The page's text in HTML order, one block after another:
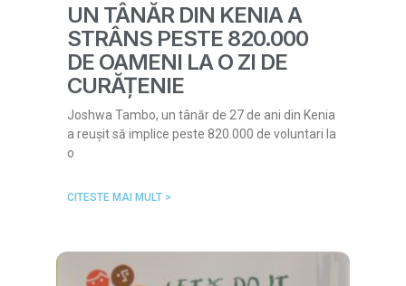
UN TÂNĂR DIN KENIA A
STRÂNS PESTE 820.000
DE OAMENI LA O ZI DE
CURĂȚENIE
Joshwa Tambo, un tânăr de 27 de ani din Kenia
a reușit să implice peste 820.000 de voluntari la
o
CITESTE MAI MULT >